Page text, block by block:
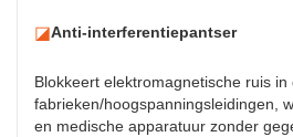
◪Anti-interferentiepantser
Blokkeert elektromagnetische ruis in
fabrieken/hoogspanningsleidingen,
en medische apparatuur zonder